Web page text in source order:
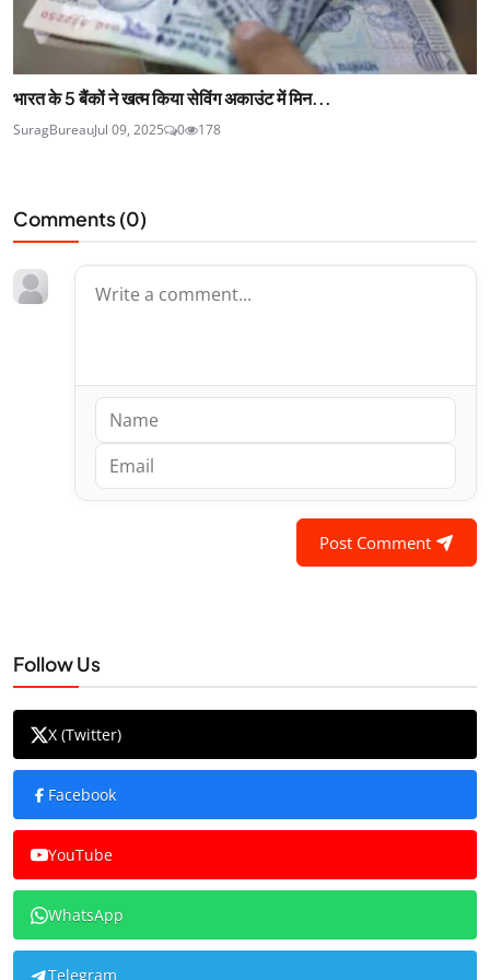
भारत के 5 बैंकों ने खत्‍म किया सेविंग अकाउंट में मिन...
SuragBureauJul 09, 2025 0 178
Comments (0)
Post Comment
Follow Us
X (Twitter)
Facebook
YouTube
WhatsApp
Telegram